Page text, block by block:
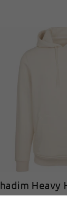
Heavy